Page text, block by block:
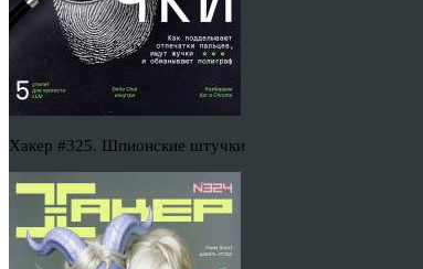
Хакер #325. Шпионские штучки